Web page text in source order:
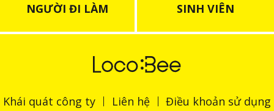
NGƯỜI ĐI LÀM SINH VIÊN
Khái quát công ty Liên hệ Điều khoản sử dụng